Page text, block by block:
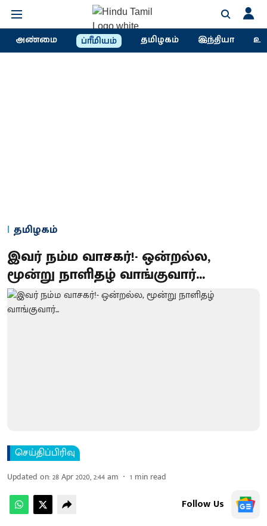
அண்மை ப்ரீமியம் தமிழகம் இந்தியா
தமிழகம்
இவர் நம்ம வாசகர்!- ஒன்றல்ல,
மூன்று நாளிதழ் வாங்குவார்...
செய்திப்பிரிவு
Updated on:28 Apr 2020, 2:44 am 1 min read
Follow Us